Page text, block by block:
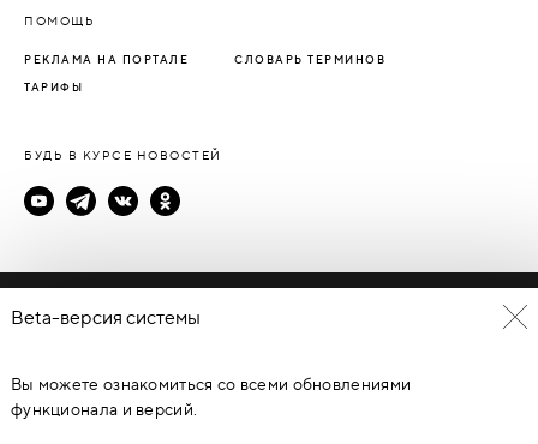
ПОМОЩЬ
РЕКЛАМА НА ПОРТАЛЕ СЛОВАРЬ ТЕРМИНОВ
ТАРИФЫ
БУДЬ В КУРСЕ НОВОСТЕЙ
Политика конфиденциальности
© Каталог дверей - DverProf, 2021-2026Материалы сайта
являются объектами авторского права. Запрещается
копирование, распространение, любое использование
Beta-версия системы
Вы можете ознакомиться со всеми обновлениями
функционала и версий.